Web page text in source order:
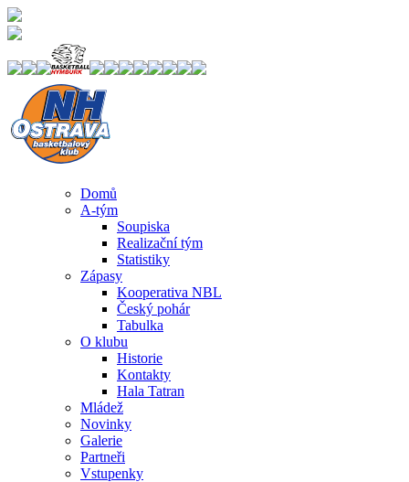
Domů
A-tým
Soupiska
Realizační tým
Statistiky
Zápasy
Kooperativa NBL
Český pohár
Tabulka
O klubu
Historie
Kontakty
Hala Tatran
Mládež
Novinky
Galerie
Partneři
Vstupenky